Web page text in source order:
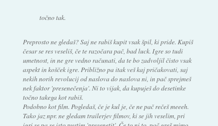
točno tak.
Preprosto ne gledaš? Saj ne rabiš kupit vsak špil, ki pride. Kupiš
česar se res veseliš, če te razočara pač, bad luck. Igre so tudi
umetnost, in ne gre vedno računati, da te bo zadvoljil čisto vsak
aspekt in košček igre. Približno pa itak veš kaj pričakovati, saj
nekih norih revolucij od naslova do naslova ni, in pač sprejmeš
nek faktor 'presenečenja'. Ni to vijak, da kupuješ do desetinke
točno takega kot rabiš.
Podobno kot film. Pogledaš, če je kul je, če ne pač rečeš meeeh.
Tako jaz npr. ne gledam trailerjev filmov, ki se jih veselim, pri